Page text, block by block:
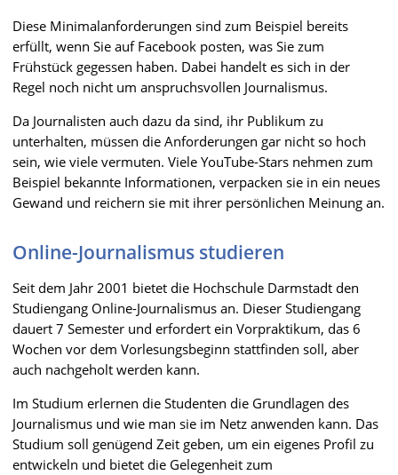
Diese Minimalanforderungen sind zum Beispiel bereits
erfüllt, wenn Sie auf Facebook posten, was Sie zum
Frühstück gegessen haben. Dabei handelt es sich in der
Regel noch nicht um anspruchsvollen Journalismus.
Da Journalisten auch dazu da sind, ihr Publikum zu
unterhalten, müssen die Anforderungen gar nicht so hoch
sein, wie viele vermuten. Viele YouTube-Stars nehmen zum
Beispiel bekannte Informationen, verpacken sie in ein neues
Gewand und reichern sie mit ihrer persönlichen Meinung an.
Online-Journalismus studieren
Seit dem Jahr 2001 bietet die Hochschule Darmstadt den
Studiengang Online-Journalismus an. Dieser Studiengang
dauert 7 Semester und erfordert ein Vorpraktikum, das 6
Wochen vor dem Vorlesungsbeginn stattfinden soll, aber
auch nachgeholt werden kann.
Im Studium erlernen die Studenten die Grundlagen des
Journalismus und wie man sie im Netz anwenden kann. Das
Studium soll genügend Zeit geben, um ein eigenes Profil zu
entwickeln und bietet die Gelegenheit zum